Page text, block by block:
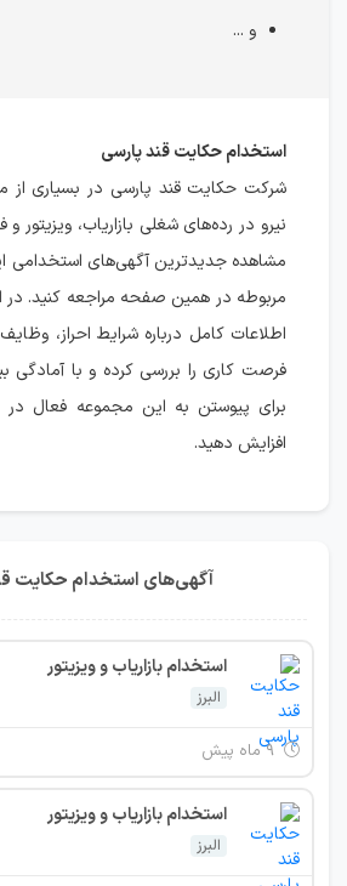
و ...
استخدام حکایت قند پارسی
شرکت حکایت قند پارسی در بسیاری از
نیرو در رده‌های شغلی بازاریاب، ویزیتور
مشاهده جدیدترین آگهی‌های
مربوطه در همین صفحه مراجعه کنید.
اطلاعات کامل درباره شرایط احراز،
فرصت کاری را بررسی کرده و با آمادگی
برای پیوستن به این مجموعه فعال
افزایش دهید.
آگهی‌های استخدام حکایت
استخدام بازاریاب و ویزیتور
البرز
استخدام بازاریاب و ویزیتور
البرز